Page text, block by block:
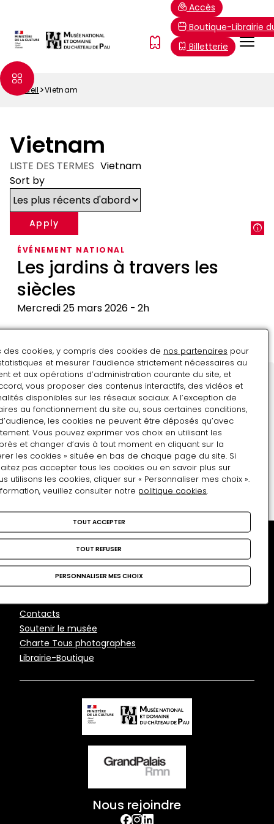
contenu
principal
Menu
FR
Accès
Boutique-Librairie
Billetterie
Fil
Accueil Vietnam
Vietnam
LISTE DES TERMES Vietnam
Sort by
Les jardins à travers les
siècles
Mercredi 25 mars 2026 2h
ÉVÉNEMENT NATIONAL
Les
à
travers
les
siècles
Restons en contact
Inscrivez-vous !
Adresse e-mail
Format attendu : nom@domaine.fr
Musée national et
domaine du château de
Pau
Pied
de
page
Contacts
Soutenir le musée
Charte Tous photographes
Librairie-Boutique
Nous rejoindre
facebook
Instagram
des cookies, y compris des cookies de nos partenaires pour
et mesurer l’audience strictement nécessaires au
et aux opérations d’administration courante du site, et
vous proposer des contenus interactifs, des vidéos et
disponibles sur les réseaux sociaux. A l’exception de
au fonctionnement du site ou, sous certaines conditions,
les cookies ne peuvent être déposés qu’avec
Vous pouvez exprimer vos choix en utilisant les
et changer d’avis à tout moment en cliquant sur la
les cookies » située en bas de chaque page du site. Si
pas accepter tous les cookies ou en savoir plus sur
utilisons les cookies, cliquer sur « Personnaliser mes choix ».
veuillez consulter notre politique cookies.
TOUT ACCEPTER
TOUT REFUSER
PERSONNALISER MES CHOIX